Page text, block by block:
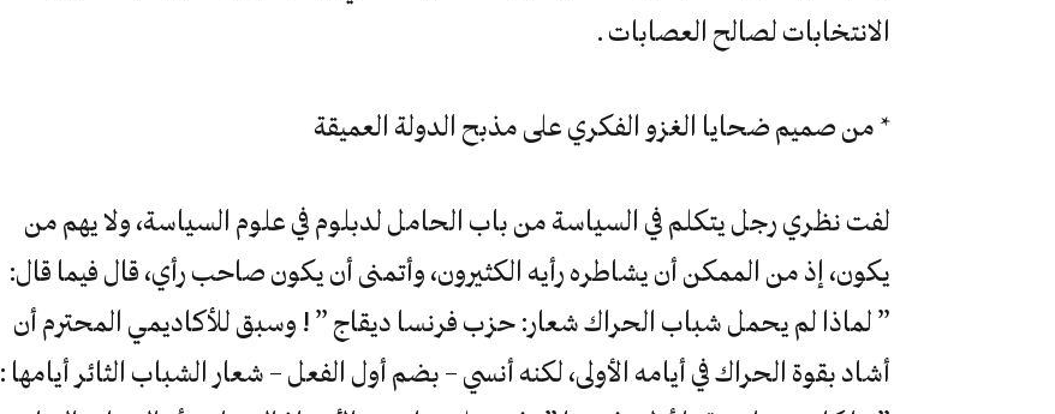
الانتخابات لصالح العصابات .
* من صميم ضحايا الغزو الفكري على مذبح الدولة العميقة
لفت نظري رجل يتكلم في السياسة من باب الحامل لدبلوم في علوم السياسة، ولا يهم من
يكون، إذ من الممكن أن يشاطره رأيه الكثيرون، وأتمنى أن يكون صاحب رأي، قال فيما قال:
” لماذا لم يحمل شباب الحراك شعار: حزب فرنسا ديقاج ” ! وسبق للأكاديمي المحترم أن
أشاد بقوة الحراك في أيامه الأولى، لكنه أنسي – بضم أول الفعل – شعار الشباب الثائر أيامها :